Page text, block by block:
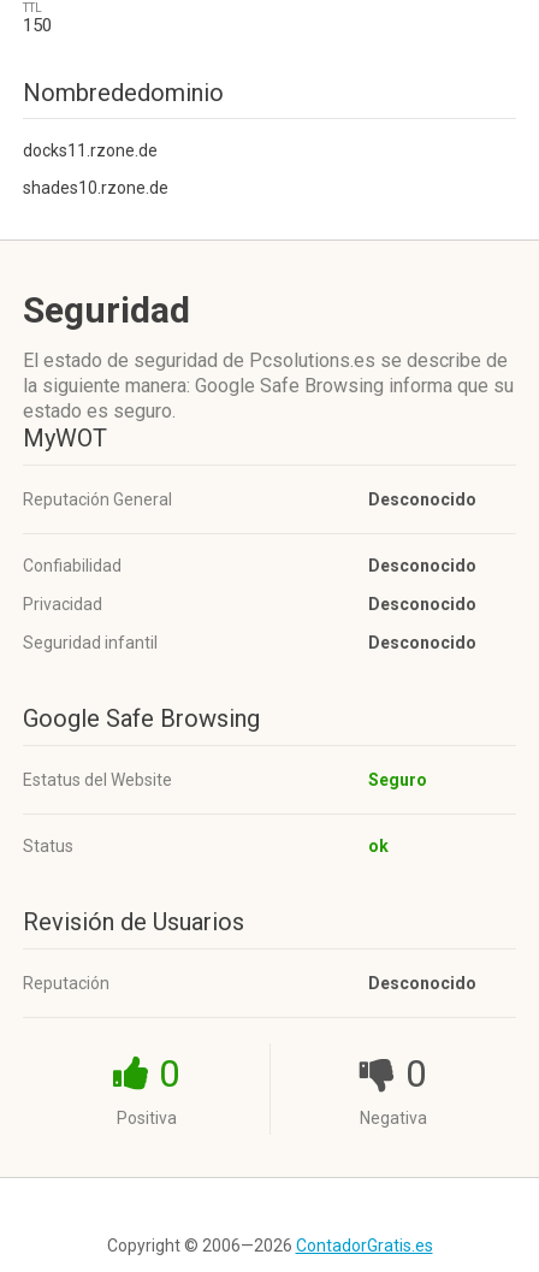
TTL
150
Nombrededominio
docks11.rzone.de
shades10.rzone.de
Seguridad
El estado de seguridad de Pcsolutions.es se describe de
la siguiente manera: Google Safe Browsing informa que su
estado es seguro.
MyWOT
Reputación General Desconocido
Confiabilidad
Desconocido
Privacidad
Desconocido
Seguridad infantil
Desconocido
Google Safe Browsing
Estatus del Website Seguro
Status ok
Revisión de Usuarios
Reputación Desconocido
0
Positiva
0
Negativa
Copyright © 2006—2026 ContadorGratis.es